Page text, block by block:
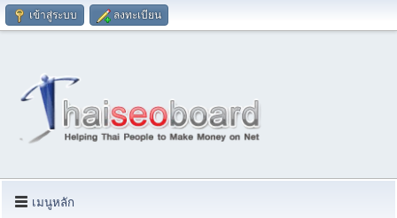
เข้าสู่ระบบ ลงทะเบียน
เมนูหลัก